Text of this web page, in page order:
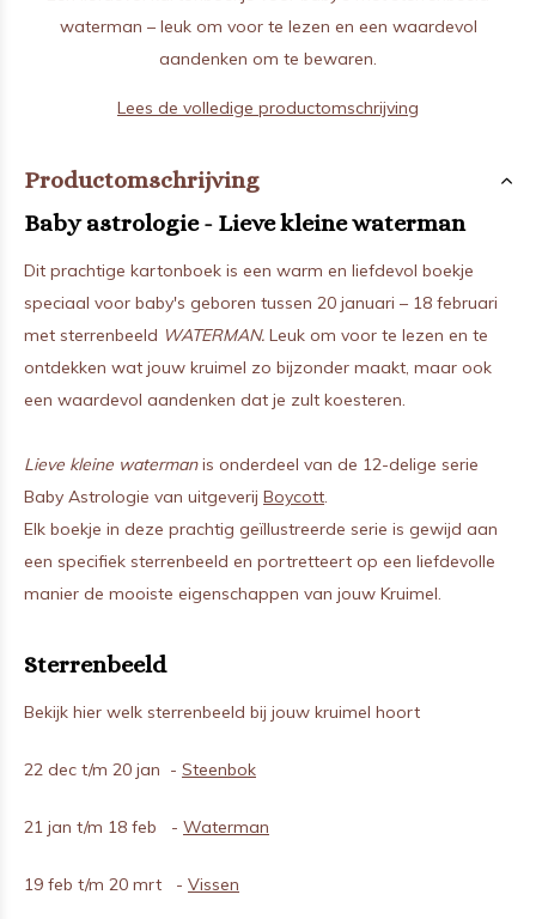
waterman – leuk om voor te lezen en een waardevol
aandenken om te bewaren.
Lees de volledige productomschrijving
Productomschrijving
Baby astrologie - Lieve kleine waterman
Dit prachtige kartonboek is een warm en liefdevol boekje
speciaal voor baby's geboren tussen 20 januari – 18 februari
met sterrenbeeld WATERMAN. Leuk om voor te lezen en te
ontdekken wat jouw kruimel zo bijzonder maakt, maar ook
een waardevol aandenken dat je zult koesteren.
Lieve kleine watermanis onderdeel van de 12-delige serie
Baby Astrologie van uitgeverij Boycott.
Elk boekje in deze prachtig geïllustreerde serie is gewijd aan
een specifiek sterrenbeeld en portretteert op een liefdevolle
manier de mooiste eigenschappen van jouw Kruimel.
Sterrenbeeld
Bekijk hier welk sterrenbeeld bij jouw kruimel hoort
22 dec t/m 20 jan - Steenbok
21 jan t/m 18 feb - Waterman
19 feb t/m 20 mrt - Vissen